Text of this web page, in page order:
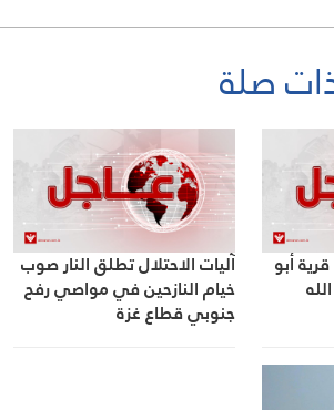
صلة
أبو آليات الاحتلال تطلق النار صوب
خيام النازحين في مواصي رفح
جنوبي قطاع غزة